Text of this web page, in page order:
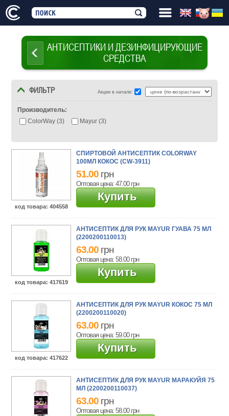
АНТИСЕПТИКИ И ДЕЗИНФИЦИРУЮЩИЕ
СРЕДСТВА
ФИЛЬТР Акции в начале:
Производитель:
ColorWay (3)
Mayur (3)
код товара: 404558
СПИРТОВОЙ АНТИСЕПТИК COLORWAY
100МЛ КОКОС (CW-3911)
51.00 грн
Оптовая цена: 47.00 грн
Купить
код товара: 417619
АНТИСЕПТИК ДЛЯ РУК MAYUR ГУАВА 75 МЛ
(2200200110013)
63.00 грн
Оптовая цена: 58.00 грн
Купить
код товара: 417622
АНТИСЕПТИК ДЛЯ РУК MAYUR КОКОС 75 МЛ
(2200200110020)
63.00 грн
Оптовая цена: 59.00 грн
Купить
АНТИСЕПТИК ДЛЯ РУК MAYUR МАРАКУЙЯ 75
МЛ (2200200110037)
63.00 грн
Оптовая цена: 58.00 грн